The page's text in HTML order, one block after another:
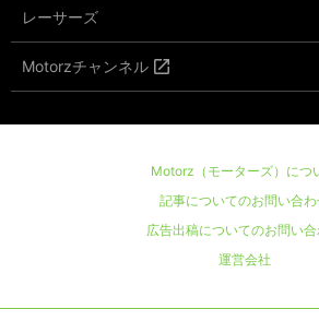
レーサーズ
Motorzチャンネル
Motorz（モーターズ）につ
記事についてのお問い合
広告出稿についてのお問い
運営会社